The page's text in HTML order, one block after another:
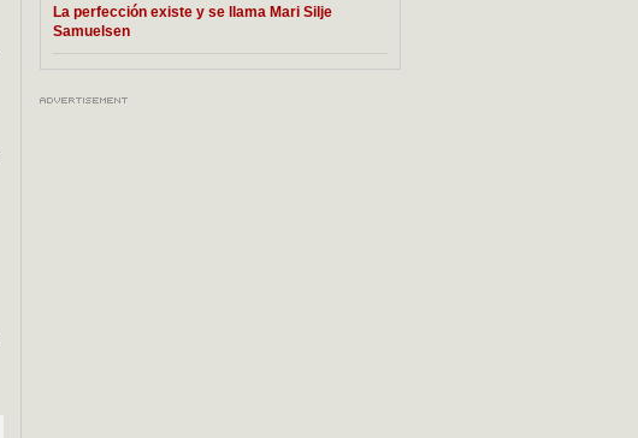
La perfección existe y se llama Mari Silje
Samuelsen